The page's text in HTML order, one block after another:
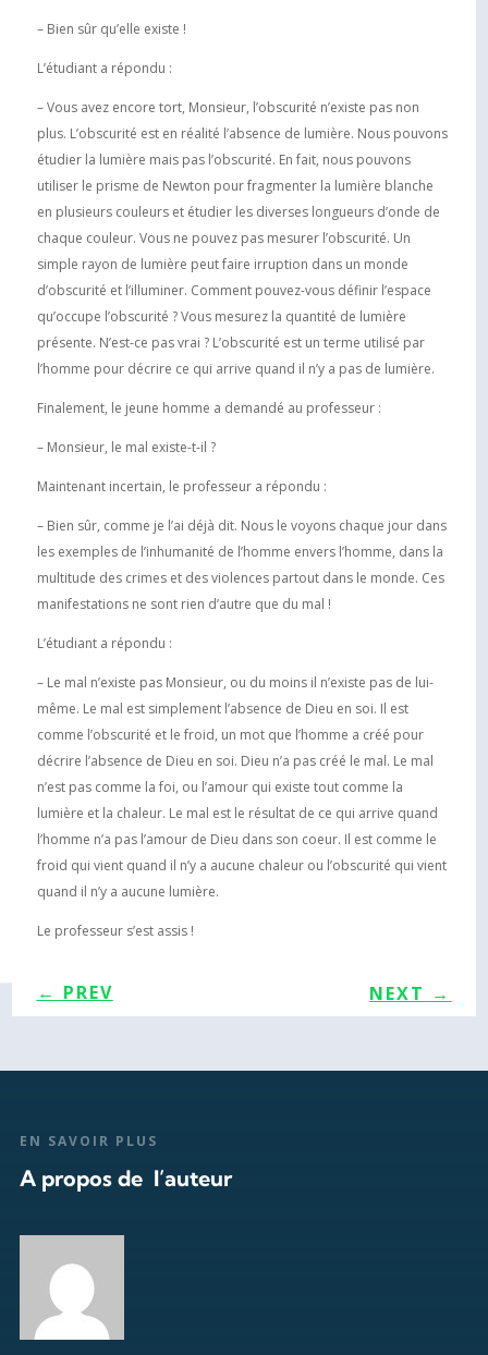
– Bien sûr qu’elle existe !
L’étudiant a répondu :
– Vous avez encore tort, Monsieur, l’obscurité n’existe pas non
plus. L’obscurité est en réalité l’absence de lumière. Nous pouvons
étudier la lumière mais pas l’obscurité. En fait, nous pouvons
utiliser le prisme de Newton pour fragmenter la lumière blanche
en plusieurs couleurs et étudier les diverses longueurs d’onde de
chaque couleur. Vous ne pouvez pas mesurer l’obscurité. Un
simple rayon de lumière peut faire irruption dans un monde
d’obscurité et l’illuminer. Comment pouvez-vous définir l’espace
qu’occupe l’obscurité ? Vous mesurez la quantité de lumière
présente. N’est-ce pas vrai ? L’obscurité est un terme utilisé par
l’homme pour décrire ce qui arrive quand il n’y a pas de lumière.
Finalement, le jeune homme a demandé au professeur :
– Monsieur, le mal existe-t-il ?
Maintenant incertain, le professeur a répondu :
– Bien sûr, comme je l’ai déjà dit. Nous le voyons chaque jour dans
les exemples de l’inhumanité de l’homme envers l’homme, dans la
multitude des crimes et des violences partout dans le monde. Ces
manifestations ne sont rien d’autre que du mal !
L’étudiant a répondu :
– Le mal n’existe pas Monsieur, ou du moins il n’existe pas de lui-
même. Le mal est simplement l’absence de Dieu en soi. Il est
comme l’obscurité et le froid, un mot que l’homme a créé pour
décrire l’absence de Dieu en soi. Dieu n’a pas créé le mal. Le mal
n’est pas comme la foi, ou l’amour qui existe tout comme la
lumière et la chaleur. Le mal est le résultat de ce qui arrive quand
l’homme n’a pas l’amour de Dieu dans son coeur. Il est comme le
froid qui vient quand il n’y a aucune chaleur ou l’obscurité qui vient
quand il n’y a aucune lumière.
Le professeur s’est assis !
← PREV NEXT →
EN SAVOIR PLUS
A propos de l’auteur